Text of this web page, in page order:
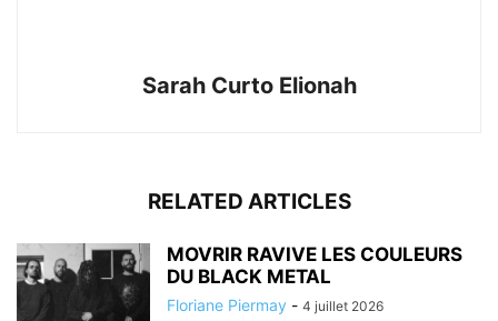
Sarah Curto Elionah
RELATED ARTICLES
MOVRIR RAVIVE LES COULEURS
DU BLACK METAL
Floriane Piermay - 4 juillet 2026